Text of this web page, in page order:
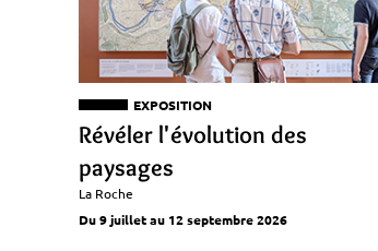
EXPOSITION
Révéler l'évolution des
paysages
La Roche
Du 9 juillet au 12 septembre 2026